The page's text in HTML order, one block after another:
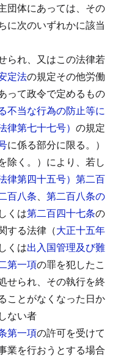
団体にあっては、その
に次のいずれかに該当
られ、又はこの法律若
定法の規定その他労働
って政令で定めるもの
不当な行為の防止等に
第七十七号） の規定
に係る部分に限る。）
除く。）により、若し
律第四十五号）第二百
百八条、 第二百八条の
くは第二百四十七条の
する法律（大正十五年
くは出入国管理及び難
第一項の罪を犯したこ
せられ、その執行を終
ことがなくなった日か
ない者
第一項の許可を受けて
業を行おうとする場合